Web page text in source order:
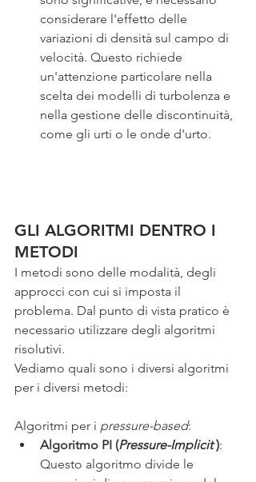
considerare l'effetto delle
variazioni di densità sul campo di
velocità. Questo richiede
un'attenzione particolare nella
scelta dei modelli di turbolenza e
nella gestione delle discontinuità,
come gli urti o le onde d'urto.
GLI ALGORITMI DENTRO I
METODI
I metodi sono delle modalità, degli
approcci con cui si imposta il
problema. Dal punto di vista pratico è
necessario utilizzare degli algoritmi
risolutivi.
Vediamo quali sono i diversi algoritmi
per i diversi metodi:
Algoritmi per i pressure-based:
Algoritmo PI (Pressure-Implicit ):
Questo algoritmo divide le